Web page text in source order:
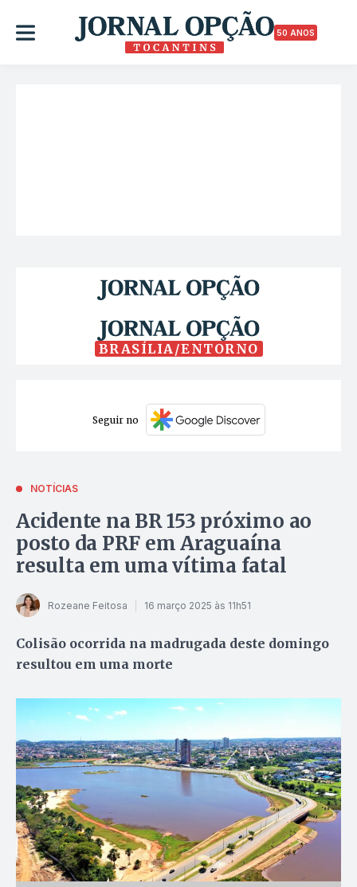
50 ANOS
BRASÍLIA/ENTORNO
Seguir no
NOTÍCIAS
Acidente na BR 153 próximo ao
posto da PRF em Araguaína
resulta em uma vítima fatal
Rozeane Feitosa 16 março 2025 às 11h51
Colisão ocorrida na madrugada deste domingo
resultou em uma morte